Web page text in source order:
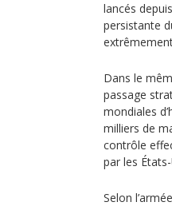
lancés
persistante
Dans le
passage
mondiales
milliers de
contrôle
par les
Selon